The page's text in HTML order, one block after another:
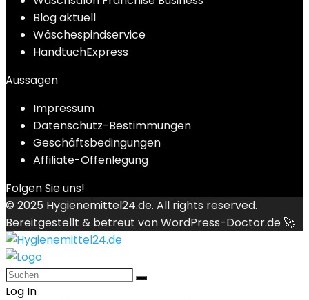
Blog aktuell
Wäschespindservice
HandtuchExpress
Aussagen
Impressum
Datenschutz-Bestimmungen
Geschäftsbedingungen
Affiliate-Offenlegung
Folgen Sie uns!
© 2025 Hygienemittel24.de. All rights reserved.
Bereitgestellt & betreut vonWordPress-Doctor.de 🚀
Log In